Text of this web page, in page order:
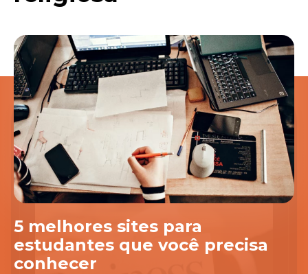
5 melhores sites para
estudantes que você precisa
conhecer